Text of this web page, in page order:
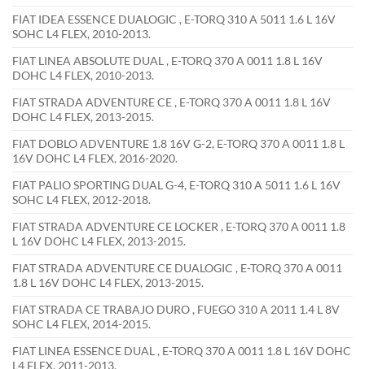
FIAT IDEA ESSENCE DUALOGIC , E-TORQ 310 A 5011 1.6 L 16V
SOHC L4 FLEX, 2010-2013.
FIAT LINEA ABSOLUTE DUAL , E-TORQ 370 A 0011 1.8 L 16V
DOHC L4 FLEX, 2010-2013.
FIAT STRADA ADVENTURE CE , E-TORQ 370 A 0011 1.8 L 16V
DOHC L4 FLEX, 2013-2015.
FIAT DOBLO ADVENTURE 1.8 16V G-2, E-TORQ 370 A 0011 1.8 L
16V DOHC L4 FLEX, 2016-2020.
FIAT PALIO SPORTING DUAL G-4, E-TORQ 310 A 5011 1.6 L 16V
SOHC L4 FLEX, 2012-2018.
FIAT STRADA ADVENTURE CE LOCKER , E-TORQ 370 A 0011 1.8
L 16V DOHC L4 FLEX, 2013-2015.
FIAT STRADA ADVENTURE CE DUALOGIC , E-TORQ 370 A 0011
1.8 L 16V DOHC L4 FLEX, 2013-2015.
FIAT STRADA CE TRABAJO DURO , FUEGO 310 A 2011 1.4 L 8V
SOHC L4 FLEX, 2014-2015.
FIAT LINEA ESSENCE DUAL , E-TORQ 370 A 0011 1.8 L 16V DOHC
L4 FLEX, 2011-2013.